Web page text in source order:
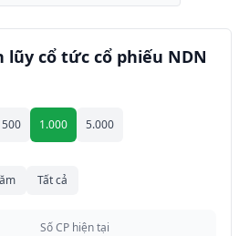
cổ tức cổ phiếu NDN
500 1.000 5.000
Tất cả
Số CP hiện tại